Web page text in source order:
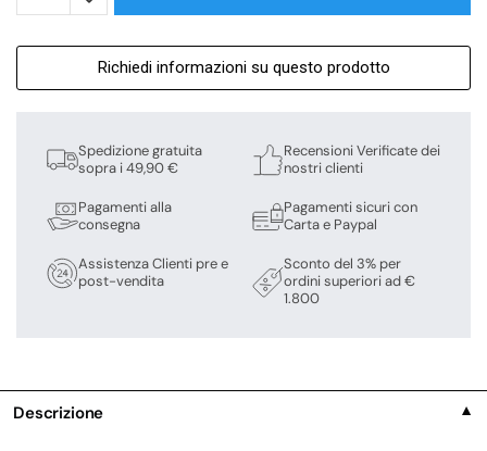
Richiedi informazioni su questo prodotto
Spedizione gratuita
sopra i 49,90 €
Pagamenti alla
consegna
Assistenza Clienti pre e
post-vendita
Recensioni Verificate dei
nostri clienti
Pagamenti sicuri con
Carta e Paypal
Sconto del 3% per
ordini superiori ad €
1.800
Descrizione ▼